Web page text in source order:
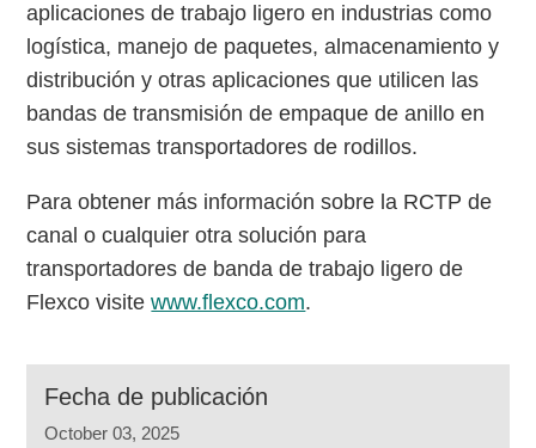
aplicaciones de trabajo ligero en industrias como
logística, manejo de paquetes, almacenamiento y
distribución y otras aplicaciones que utilicen las
bandas de transmisión de empaque de anillo en
sus sistemas transportadores de rodillos.
Para obtener más información sobre la RCTP de
canal o cualquier otra solución para
transportadores de banda de trabajo ligero de
Flexco visitewww.flexco.com.
Fecha de publicación
October 03, 2025